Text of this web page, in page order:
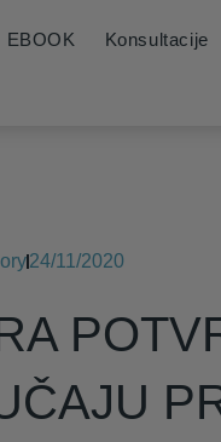
EBOOK Konsultacije
24/11/2020